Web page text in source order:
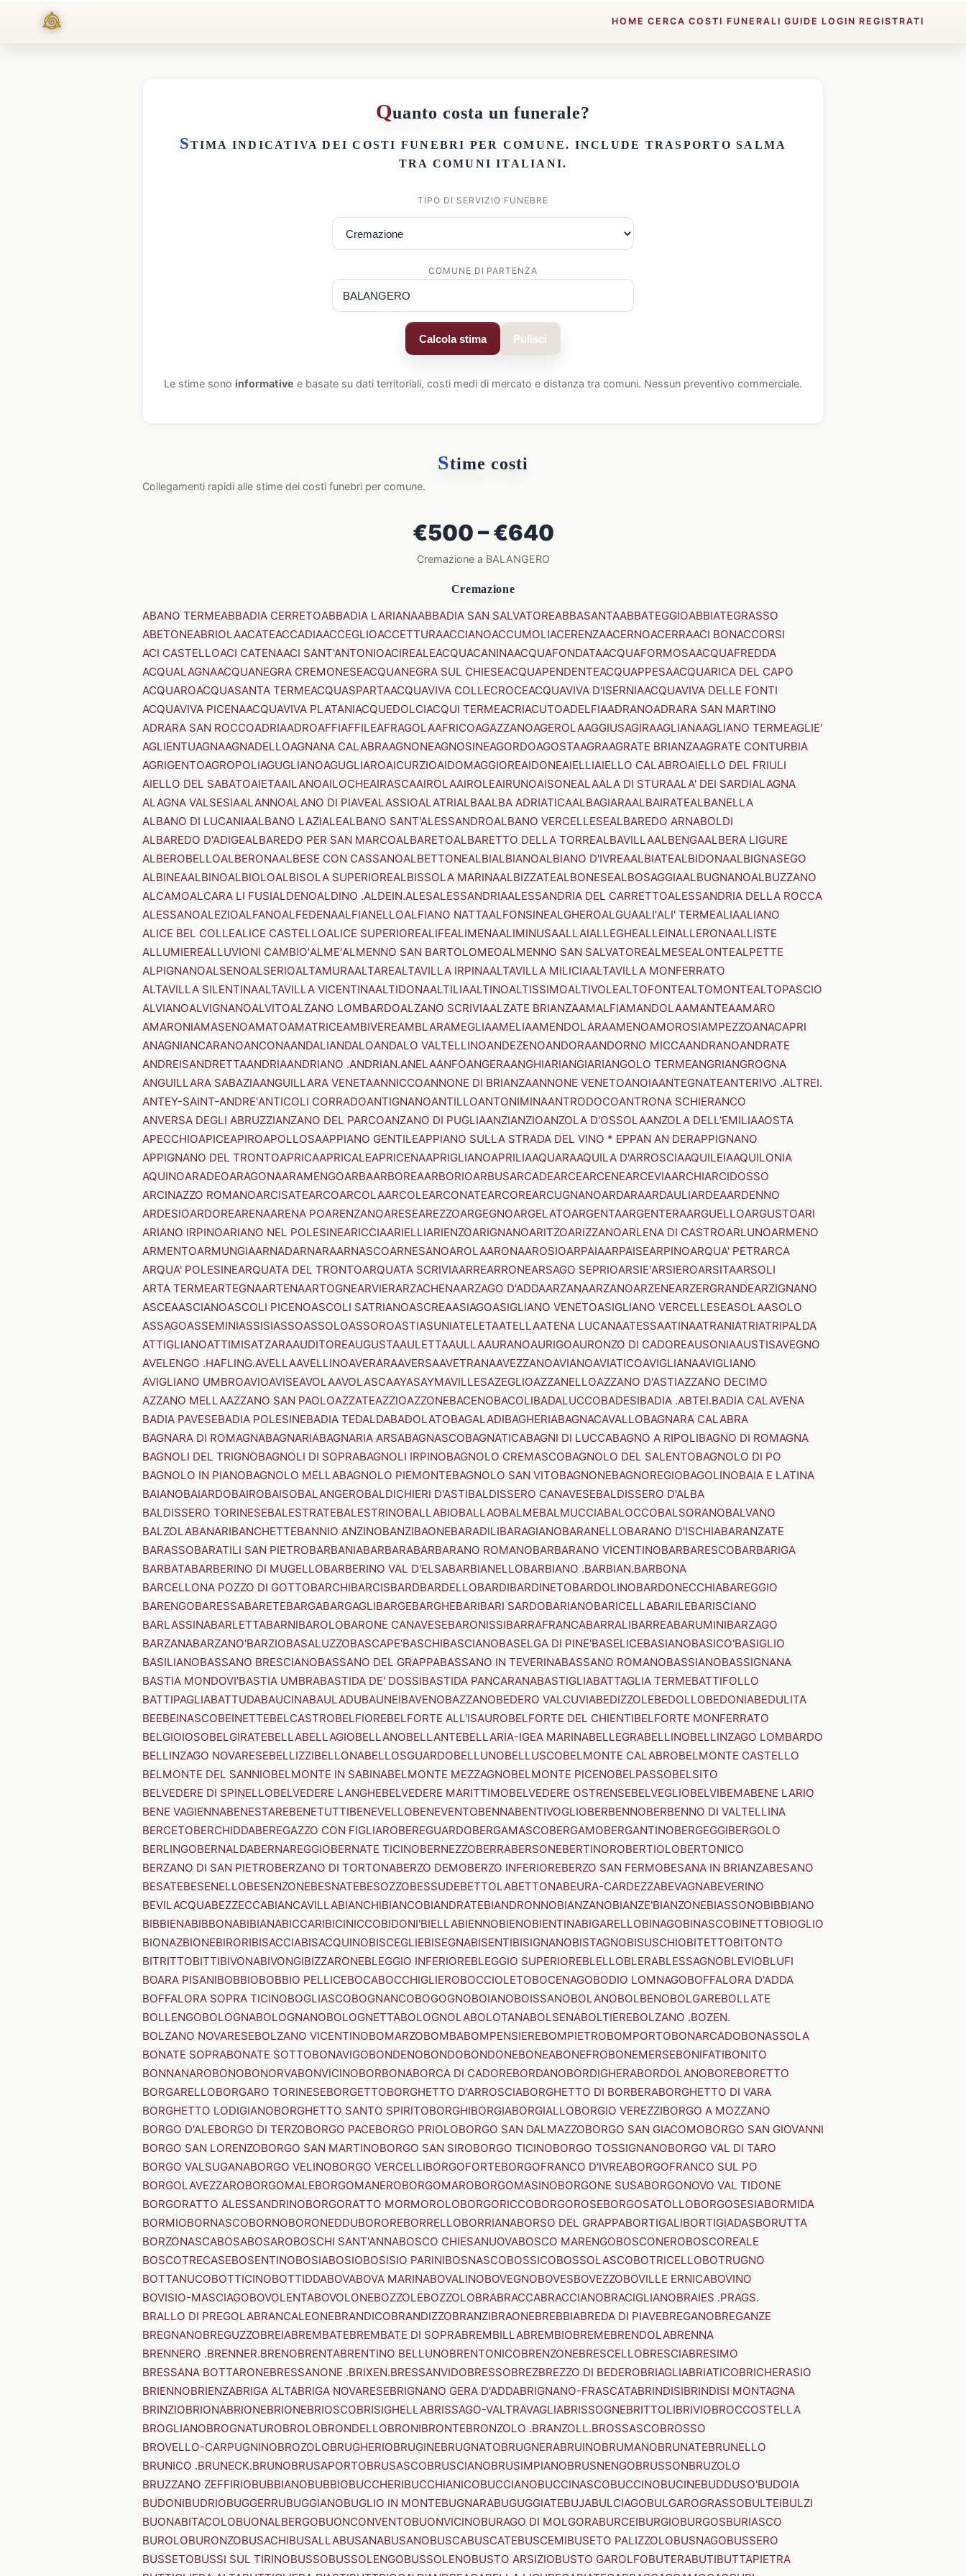
HOME CERCA COSTI FUNERALI GUIDE LOGIN REGISTRATI
Quanto costa un funerale?
STIMA INDICATIVA DEICOSTI FUNEBRI PER COMUNE. INCLUDE TRASPORTO SALMA
TRA COMUNI ITALIANI.
TIPO DI SERVIZIO FUNEBRE
COMUNE DI PARTENZA
Calcola stima Pulisci
Le stime sono informative e basate su dati territoriali, costi medi di mercato e distanza tra comuni. Nessun preventivo commerciale.
Stime costi
Collegamenti rapidi alle stime dei costi funebri per comune.
€500 – €640
Cremazione a BALANGERO
Cremazione
ABANO TERMEABBADIA CERRETOABBADIA LARIANAABBADIA SAN SALVATOREABBASANTAABBATEGGIOABBIATEGRASSO
ABETONEABRIOLAACATEACCADIAACCEGLIOACCETTURAACCIANOACCUMOLIACERENZAACERNOACERRAACI BONACCORSI
ACI CASTELLOACI CATENAACI SANT'ANTONIOACIREALEACQUACANINAACQUAFONDATAACQUAFORMOSAACQUAFREDDA
ACQUALAGNAACQUANEGRA CREMONESEACQUANEGRA SUL CHIESEACQUAPENDENTEACQUAPPESAACQUARICA DEL CAPO
ACQUAROACQUASANTA TERMEACQUASPARTAACQUAVIVA COLLECROCEACQUAVIVA D'ISERNIAACQUAVIVA DELLE FONTI
ACQUAVIVA PICENAACQUAVIVA PLATANIACQUEDOLCIACQUI TERMEACRIACUTOADELFIAADRANOADRARA SAN MARTINO
ADRARA SAN ROCCOADRIAADROAFFIAFFILEAFRAGOLAAFRICOAGAZZANOAGEROLAAGGIUSAGIRAAGLIANAAGLIANO TERMEAGLIE'
AGLIENTUAGNAAGNADELLOAGNANA CALABRAAGNONEAGNOSINEAGORDOAGOSTAAGRAAGRATE BRIANZAAGRATE CONTURBIA
AGRIGENTOAGROPOLIAGUGLIANOAGUGLIAROAICURZIOAIDOMAGGIOREAIDONEAIELLIAIELLO CALABROAIELLO DEL FRIULI
AIELLO DEL SABATOAIETAAILANOAILOCHEAIRASCAAIROLAAIROLEAIRUNOAISONEALAALA DI STURAALA' DEI SARDIALAGNA
ALAGNA VALSESIAALANNOALANO DI PIAVEALASSIOALATRIALBAALBA ADRIATICAALBAGIARAALBAIRATEALBANELLA
ALBANO DI LUCANIAALBANO LAZIALEALBANO SANT'ALESSANDROALBANO VERCELLESEALBAREDO ARNABOLDI
ALBAREDO D'ADIGEALBAREDO PER SAN MARCOALBARETOALBARETTO DELLA TORREALBAVILLAALBENGAALBERA LIGURE
ALBEROBELLOALBERONAALBESE CON CASSANOALBETTONEALBIALBIANOALBIANO D'IVREAALBIATEALBIDONAALBIGNASEGO
ALBINEAALBINOALBIOLOALBISOLA SUPERIOREALBISSOLA MARINAALBIZZATEALBONESEALBOSAGGIAALBUGNANOALBUZZANO
ALCAMOALCARA LI FUSIALDENOALDINO .ALDEIN.ALESALESSANDRIAALESSANDRIA DEL CARRETTOALESSANDRIA DELLA ROCCA
ALESSANOALEZIOALFANOALFEDENAALFIANELLOALFIANO NATTAALFONSINEALGHEROALGUAALI'ALI' TERMEALIAALIANO
ALICE BEL COLLEALICE CASTELLOALICE SUPERIOREALIFEALIMENAALIMINUSAALLAIALLEGHEALLEINALLERONAALLISTE
ALLUMIEREALLUVIONI CAMBIO'ALME'ALMENNO SAN BARTOLOMEOALMENNO SAN SALVATOREALMESEALONTEALPETTE
ALPIGNANOALSENOALSERIOALTAMURAALTAREALTAVILLA IRPINAALTAVILLA MILICIAALTAVILLA MONFERRATO
ALTAVILLA SILENTINAALTAVILLA VICENTINAALTIDONAALTILIAALTINOALTISSIMOALTIVOLEALTOFONTEALTOMONTEALTOPASCIO
ALVIANOALVIGNANOALVITOALZANO LOMBARDOALZANO SCRIVIAALZATE BRIANZAAMALFIAMANDOLAAMANTEAAMARO
AMARONIAMASENOAMATOAMATRICEAMBIVEREAMBLARAMEGLIAAMELIAAMENDOLARAAMENOAMOROSIAMPEZZOANACAPRI
ANAGNIANCARANOANCONAANDALIANDALOANDALO VALTELLINOANDEZENOANDORAANDORNO MICCAANDRANOANDRATE
ANDREISANDRETTAANDRIAANDRIANO .ANDRIAN.ANELAANFOANGERAANGHIARIANGIARIANGOLO TERMEANGRIANGROGNA
ANGUILLARA SABAZIAANGUILLARA VENETAANNICCOANNONE DI BRIANZAANNONE VENETOANOIAANTEGNATEANTERIVO .ALTREI.
ANTEY-SAINT-ANDRE'ANTICOLI CORRADOANTIGNANOANTILLOANTONIMINAANTRODOCOANTRONA SCHIERANCO
ANVERSA DEGLI ABRUZZIANZANO DEL PARCOANZANO DI PUGLIAANZIANZIOANZOLA D'OSSOLAANZOLA DELL'EMILIAAOSTA
APECCHIOAPICEAPIROAPOLLOSAAPPIANO GENTILEAPPIANO SULLA STRADA DEL VINO * EPPAN AN DERAPPIGNANO
APPIGNANO DEL TRONTOAPRICAAPRICALEAPRICENAAPRIGLIANOAPRILIAAQUARAAQUILA D'ARROSCIAAQUILEIAAQUILONIA
AQUINOARADEOARAGONAARAMENGOARBAARBOREAARBORIOARBUSARCADEARCEARCENEARCEVIAARCHIARCIDOSSO
ARCINAZZO ROMANOARCISATEARCOARCOLAARCOLEARCONATEARCOREARCUGNANOARDARAARDAULIARDEAARDENNO
ARDESIOARDOREARENAARENA POARENZANOARESEAREZZOARGEGNOARGELATOARGENTAARGENTERAARGUELLOARGUSTOARI
ARIANO IRPINOARIANO NEL POLESINEARICCIAARIELLIARIENZOARIGNANOARITZOARIZZANOARLENA DI CASTROARLUNOARMENO
ARMENTOARMUNGIAARNADARNARAARNASCOARNESANOAROLAARONAAROSIOARPAIAARPAISEARPINOARQUA' PETRARCA
ARQUA' POLESINEARQUATA DEL TRONTOARQUATA SCRIVIAARREARRONEARSAGO SEPRIOARSIE'ARSIEROARSITAARSOLI
ARTA TERMEARTEGNAARTENAARTOGNEARVIERARZACHENAARZAGO D'ADDAARZANAARZANOARZENEARZERGRANDEARZIGNANO
ASCEAASCIANOASCOLI PICENOASCOLI SATRIANOASCREAASIAGOASIGLIANO VENETOASIGLIANO VERCELLESEASOLAASOLO
ASSAGOASSEMINIASSISIASSOASSOLOASSOROASTIASUNIATELETAATELLAATENA LUCANAATESSAATINAATRANIATRIATRIPALDA
ATTIGLIANOATTIMISATZARAAUDITOREAUGUSTAAULETTAAULLAAURANOAURIGOAURONZO DI CADOREAUSONIAAUSTISAVEGNO
AVELENGO .HAFLING.AVELLAAVELLINOAVERARAAVERSAAVETRANAAVEZZANOAVIANOAVIATICOAVIGLIANAAVIGLIANO
AVIGLIANO UMBROAVIOAVISEAVOLAAVOLASCAAYASAYMAVILLESAZEGLIOAZZANELLOAZZANO D'ASTIAZZANO DECIMO
AZZANO MELLAAZZANO SAN PAOLOAZZATEAZZIOAZZONEBACENOBACOLIBADALUCCOBADESIBADIA .ABTEI.BADIA CALAVENA
BADIA PAVESEBADIA POLESINEBADIA TEDALDABADOLATOBAGALADIBAGHERIABAGNACAVALLOBAGNARA CALABRA
BAGNARA DI ROMAGNABAGNARIABAGNARIA ARSABAGNASCOBAGNATICABAGNI DI LUCCABAGNO A RIPOLIBAGNO DI ROMAGNA
BAGNOLI DEL TRIGNOBAGNOLI DI SOPRABAGNOLI IRPINOBAGNOLO CREMASCOBAGNOLO DEL SALENTOBAGNOLO DI PO
BAGNOLO IN PIANOBAGNOLO MELLABAGNOLO PIEMONTEBAGNOLO SAN VITOBAGNONEBAGNOREGIOBAGOLINOBAIA E LATINA
BAIANOBAIARDOBAIROBAISOBALANGEROBALDICHIERI D'ASTIBALDISSERO CANAVESEBALDISSERO D'ALBA
BALDISSERO TORINESEBALESTRATEBALESTRINOBALLABIOBALLAOBALMEBALMUCCIABALOCCOBALSORANOBALVANO
BALZOLABANARIBANCHETTEBANNIO ANZINOBANZIBAONEBARADILIBARAGIANOBARANELLOBARANO D'ISCHIABARANZATE
BARASSOBARATILI SAN PIETROBARBANIABARBARABARBARANO ROMANOBARBARANO VICENTINOBARBARESCOBARBARIGA
BARBATABARBERINO DI MUGELLOBARBERINO VAL D'ELSABARBIANELLOBARBIANO .BARBIAN.BARBONA
BARCELLONA POZZO DI GOTTOBARCHIBARCISBARDBARDELLOBARDIBARDINETOBARDOLINOBARDONECCHIABAREGGIO
BARENGOBARESSABARETEBARGABARGAGLIBARGEBARGHEBARIBARI SARDOBARIANOBARICELLABARILEBARISCIANO
BARLASSINABARLETTABARNIBAROLOBARONE CANAVESEBARONISSIBARRAFRANCABARRALIBARREABARUMINIBARZAGO
BARZANABARZANO'BARZIOBASALUZZOBASCAPE'BASCHIBASCIANOBASELGA DI PINE'BASELICEBASIANOBASICO'BASIGLIO
BASILIANOBASSANO BRESCIANOBASSANO DEL GRAPPABASSANO IN TEVERINABASSANO ROMANOBASSIANOBASSIGNANA
BASTIA MONDOVI'BASTIA UMBRABASTIDA DE' DOSSIBASTIDA PANCARANABASTIGLIABATTAGLIA TERMEBATTIFOLLO
BATTIPAGLIABATTUDABAUCINABAULADUBAUNEIBAVENOBAZZANOBEDERO VALCUVIABEDIZZOLEBEDOLLOBEDONIABEDULITA
BEEBEINASCOBEINETTEBELCASTROBELFIOREBELFORTE ALL'ISAUROBELFORTE DEL CHIENTIBELFORTE MONFERRATO
BELGIOIOSOBELGIRATEBELLABELLAGIOBELLANOBELLANTEBELLARIA-IGEA MARINABELLEGRABELLINOBELLINZAGO LOMBARDO
BELLINZAGO NOVARESEBELLIZZIBELLONABELLOSGUARDOBELLUNOBELLUSCOBELMONTE CALABROBELMONTE CASTELLO
BELMONTE DEL SANNIOBELMONTE IN SABINABELMONTE MEZZAGNOBELMONTE PICENOBELPASSOBELSITO
BELVEDERE DI SPINELLOBELVEDERE LANGHEBELVEDERE MARITTIMOBELVEDERE OSTRENSEBELVEGLIOBELVIBEMABENE LARIO
BENE VAGIENNABENESTAREBENETUTTIBENEVELLOBENEVENTOBENNABENTIVOGLIOBERBENNOBERBENNO DI VALTELLINA
BERCETOBERCHIDDABEREGAZZO CON FIGLIAROBEREGUARDOBERGAMASCOBERGAMOBERGANTINOBERGEGGIBERGOLO
BERLINGOBERNALDABERNAREGGIOBERNATE TICINOBERNEZZOBERRABERSONEBERTINOROBERTIOLOBERTONICO
BERZANO DI SAN PIETROBERZANO DI TORTONABERZO DEMOBERZO INFERIOREBERZO SAN FERMOBESANA IN BRIANZABESANO
BESATEBESENELLOBESENZONEBESNATEBESOZZOBESSUDEBETTOLABETTONABEURA-CARDEZZABEVAGNABEVERINO
BEVILACQUABEZZECCABIANCAVILLABIANCHIBIANCOBIANDRATEBIANDRONNOBIANZANOBIANZE'BIANZONEBIASSONOBIBBIANO
BIBBIENABIBBONABIBIANABICCARIBICINICCOBIDONI'BIELLABIENNOBIENOBIENTINABIGARELLOBINAGOBINASCOBINETTOBIOGLIO
BIONAZBIONEBIRORIBISACCIABISACQUINOBISCEGLIEBISEGNABISENTIBISIGNANOBISTAGNOBISUSCHIOBITETTOBITONTO
BITRITTOBITTIBIVONABIVONGIBIZZARONEBLEGGIO INFERIOREBLEGGIO SUPERIOREBLELLOBLERABLESSAGNOBLEVIOBLUFI
BOARA PISANIBOBBIOBOBBIO PELLICEBOCABOCCHIGLIEROBOCCIOLETOBOCENAGOBODIO LOMNAGOBOFFALORA D'ADDA
BOFFALORA SOPRA TICINOBOGLIASCOBOGNANCOBOGOGNOBOIANOBOISSANOBOLANOBOLBENOBOLGAREBOLLATE
BOLLENGOBOLOGNABOLOGNANOBOLOGNETTABOLOGNOLABOLOTANABOLSENABOLTIEREBOLZANO .BOZEN.
BOLZANO NOVARESEBOLZANO VICENTINOBOMARZOBOMBABOMPENSIEREBOMPIETROBOMPORTOBONARCADOBONASSOLA
BONATE SOPRABONATE SOTTOBONAVIGOBONDENOBONDOBONDONEBONEABONEFROBONEMERSEBONIFATIBONITO
BONNANAROBONOBONORVABONVICINOBORBONABORCA DI CADOREBORDANOBORDIGHERABORDOLANOBOREBORETTO
BORGARELLOBORGARO TORINESEBORGETTOBORGHETTO D'ARROSCIABORGHETTO DI BORBERABORGHETTO DI VARA
BORGHETTO LODIGIANOBORGHETTO SANTO SPIRITOBORGHIBORGIABORGIALLOBORGIO VEREZZIBORGO A MOZZANO
BORGO D'ALEBORGO DI TERZOBORGO PACEBORGO PRIOLOBORGO SAN DALMAZZOBORGO SAN GIACOMOBORGO SAN GIOVANNI
BORGO SAN LORENZOBORGO SAN MARTINOBORGO SAN SIROBORGO TICINOBORGO TOSSIGNANOBORGO VAL DI TARO
BORGO VALSUGANABORGO VELINOBORGO VERCELLIBORGOFORTEBORGOFRANCO D'IVREABORGOFRANCO SUL PO
BORGOLAVEZZAROBORGOMALEBORGOMANEROBORGOMAROBORGOMASINOBORGONE SUSABORGONOVO VAL TIDONE
BORGORATTO ALESSANDRINOBORGORATTO MORMOROLOBORGORICCOBORGOROSEBORGOSATOLLOBORGOSESIABORMIDA
BORMIOBORNASCOBORNOBORONEDDUBOROREBORRELLOBORRIANABORSO DEL GRAPPABORTIGALIBORTIGIADASBORUTTA
BORZONASCABOSABOSAROBOSCHI SANT'ANNABOSCO CHIESANUOVABOSCO MARENGOBOSCONEROBOSCOREALE
BOSCOTRECASEBOSENTINOBOSIABOSIOBOSISIO PARINIBOSNASCOBOSSICOBOSSOLASCOBOTRICELLOBOTRUGNO
BOTTANUCOBOTTICINOBOTTIDDABOVABOVA MARINABOVALINOBOVEGNOBOVESBOVEZZOBOVILLE ERNICABOVINO
BOVISIO-MASCIAGOBOVOLENTABOVOLONEBOZZOLEBOZZOLOBRABRACCABRACCIANOBRACIGLIANOBRAIES .PRAGS.
BRALLO DI PREGOLABRANCALEONEBRANDICOBRANDIZZOBRANZIBRAONEBREBBIABREDA DI PIAVEBREGANOBREGANZE
BREGNANOBREGUZZOBREIABREMBATEBREMBATE DI SOPRABREMBILLABREMBIOBREMEBRENDOLABRENNA
BRENNERO .BRENNER.BRENOBRENTABRENTINO BELLUNOBRENTONICOBRENZONEBRESCELLOBRESCIABRESIMO
BRESSANA BOTTARONEBRESSANONE .BRIXEN.BRESSANVIDOBRESSOBREZBREZZO DI BEDEROBRIAGLIABRIATICOBRICHERASIO
BRIENNOBRIENZABRIGA ALTABRIGA NOVARESEBRIGNANO GERA D'ADDABRIGNANO-FRASCATABRINDISIBRINDISI MONTAGNA
BRINZIOBRIONABRIONEBRIONEBRIOSCOBRISIGHELLABRISSAGO-VALTRAVAGLIABRISSOGNEBRITTOLIBRIVIOBROCCOSTELLA
BROGLIANOBROGNATUROBROLOBRONDELLOBRONIBRONTEBRONZOLO .BRANZOLL.BROSSASCOBROSSO
BROVELLO-CARPUGNINOBROZOLOBRUGHERIOBRUGINEBRUGNATOBRUGNERABRUINOBRUMANOBRUNATEBRUNELLO
BRUNICO .BRUNECK.BRUNOBRUSAPORTOBRUSASCOBRUSCIANOBRUSIMPIANOBRUSNENGOBRUSSONBRUZOLO
BRUZZANO ZEFFIRIOBUBBIANOBUBBIOBUCCHERIBUCCHIANICOBUCCIANOBUCCINASCOBUCCINOBUCINEBUDDUSO'BUDOIA
BUDONIBUDRIOBUGGERRUBUGGIANOBUGLIO IN MONTEBUGNARABUGUGGIATEBUJABULCIAGOBULGAROGRASSOBULTEIBULZI
BUONABITACOLOBUONALBERGOBUONCONVENTOBUONVICINOBURAGO DI MOLGORABURCEIBURGIOBURGOSBURIASCO
BUROLOBURONZOBUSACHIBUSALLABUSANABUSANOBUSCABUSCATEBUSCEMIBUSETO PALIZZOLOBUSNAGOBUSSERO
BUSSETOBUSSI SUL TIRINOBUSSOBUSSOLENGOBUSSOLENOBUSTO ARSIZIOBUSTO GAROLFOBUTERABUTIBUTTAPIETRA